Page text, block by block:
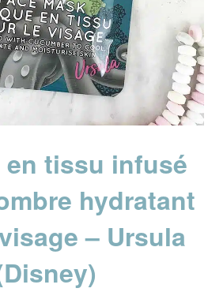
en tissu infusé
hydratant
– Ursula